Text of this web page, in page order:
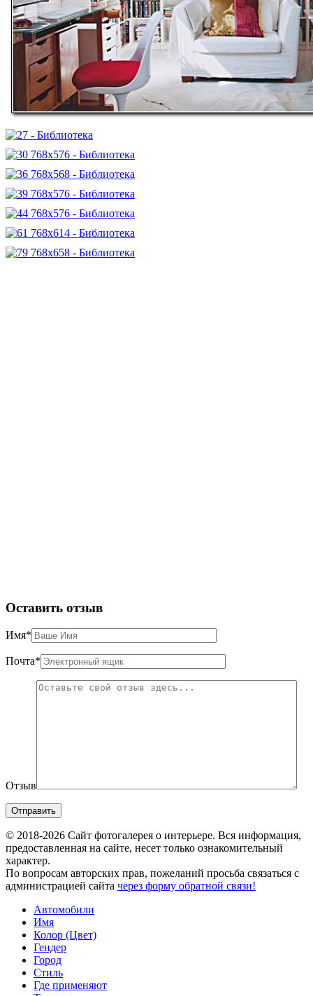
Оставить отзыв
Имя*
Почта*
Отзыв
© 2018-2026 Сайт фотогалерея о интерьере. Вся информация,
предоставленная на сайте, несет только ознакомительный
характер.
По вопросам авторских прав, пожеланий просьба связаться с
администрацией сайта через форму обратной связи!
Автомобили
Имя
Колор (Цвет)
Гендер
Город
Стиль
Где применяют